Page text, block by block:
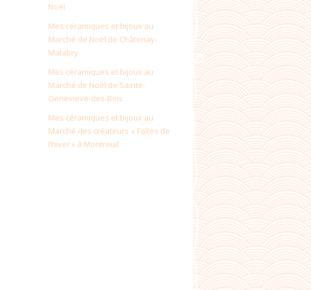
Noël
Mes céramiques et bijoux au
Marché de Noël de Châtenay-
Malabry
Mes céramiques et bijoux au
Marché de Noël de Sainte-
Genevieve-des-Bois
Mes céramiques et bijoux au
Marché des créateurs « Faîtes de
l’hiver » à Montreuil